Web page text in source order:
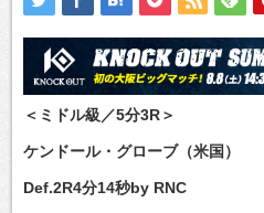
＜ミドル級／5分3R＞
ケンドール・グローブ（米国）
Def.2R4分14秒by RNC